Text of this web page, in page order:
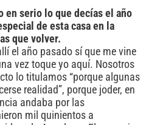
en serio lo que decías el año
de esta casa en la
que volver.
el año pasado sí que me vine
vez toque yo aquí. Nosotros
lo titulamos “porque algunas
realidad”, porque joder, en
andaba por las
mil quinientos a